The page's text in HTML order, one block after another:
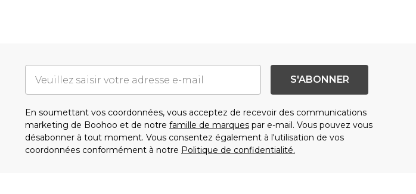
S'ABONNER
En soumettant vos coordonnées, vous acceptez de recevoir des communications
marketing de Boohoo et de notre famille de marques par e-mail. Vous pouvez vous
désabonner à tout moment. Vous consentez également à l'utilisation de vos
coordonnées conformément à notre Politique de confidentialité.